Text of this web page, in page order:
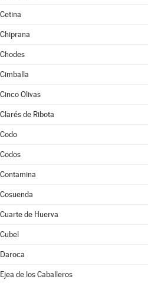
Cetina
Chiprana
Chodes
Cimballa
Cinco Olivas
Clarés de Ribota
Codo
Codos
Contamina
Cosuenda
Cuarte de Huerva
Cubel
Daroca
Ejea de los Caballeros